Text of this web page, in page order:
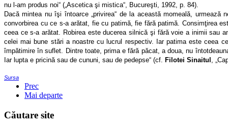
nu l-am produs noi“ („Ascetica şi mistica“, Bucureşti, 1992, p. 84).
Dacă mintea nu îşi întoarce „privirea“ de la această momeală, urmează
convorbirea cu ce s-a arătat, fie cu patimă, fie fără patimă. Consimţirea
ceea ce s-a arătat. Robirea este ducerea silnică şi fără voie a inimii sau
celei mai bune stări a noastre cu lucrul respectiv. Iar patima este ceea
împătimire în suflet. Dintre toate, prima e fără păcat, a doua, nu
Iar lupta e pricină sau de cununi, sau de pedepse“ (cf. Filotei Sinaitul ,
Sursa
Prec
Mai departe
Căutare site